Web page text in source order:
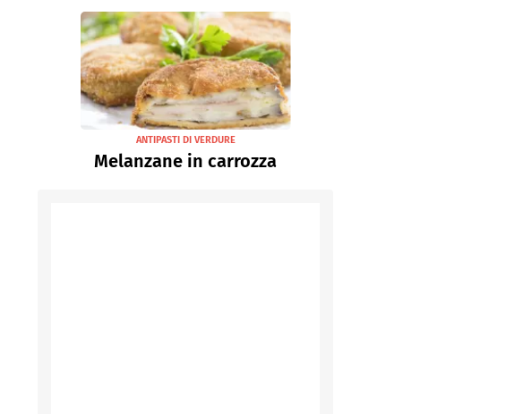
ANTIPASTI DI VERDURE
Melanzane in carrozza